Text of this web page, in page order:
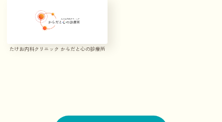
たけお内科クリニック からだと心の診療所